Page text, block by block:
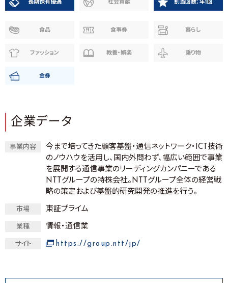
長期保有優遇 社会貢献 割当回数：年1回
食品 食事券 暮らし
ファッション 教養・娯楽 乗り物
金券
企業データ
事業内容
今まで培ってきた顧客基盤・通信ネットワーク・ICT技術
のノウハウを活用し、国内外問わず、幅広い範囲で事業
を展開する通信事業のリーディングカンパニーである
NTTグループの持株会社。NTTグループ全体の経営戦
略の策定および基盤的研究開発の推進を行う。
市場 東証プライム
業種 情報・通信業
サイト https://group.ntt/jp/